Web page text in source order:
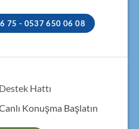
75 - 0537 650 06 08
Hattı
Konuşma Başlatın